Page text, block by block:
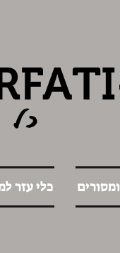
כלי עזר